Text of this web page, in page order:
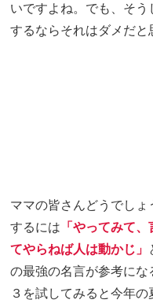
いですよね。でも、そ
するならそれはダメだと
ママの皆さんどうでし
するには 「やってみて
てやらねば人は動かじ 」
の最強の名言が参考にな
３を試してみると今年